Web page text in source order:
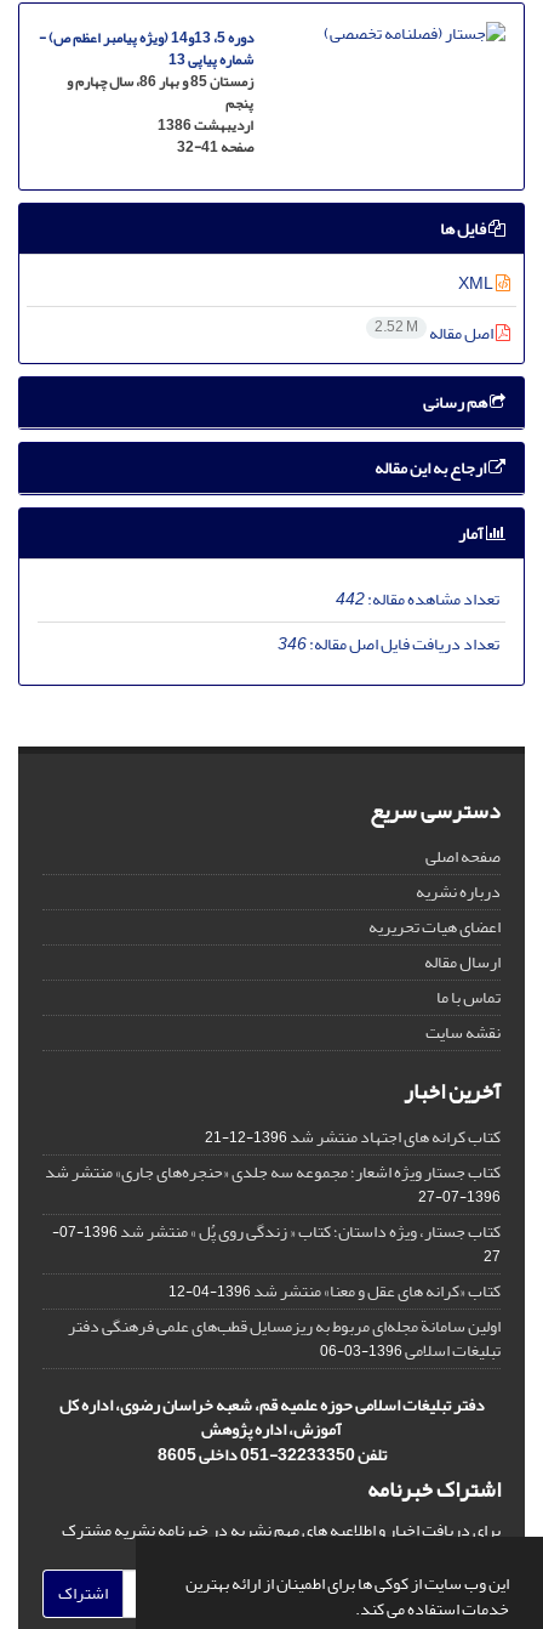
این وب سایت از کوکی ها برای اطمینان از ارائه بهترین
خدمات استفاده می کند.
دوره 5، 13و14 (ویژه پیامبر اعظم ص) -
شماره پیاپی 13
زمستان 85 و بهار 86، سال چهارم و
پنجم
اردیبهشت 1386
صفحه32-41
فایل ها
اصل مقاله 2.52 M
هم رسانی
ارجاع به این مقاله
آمار
تعداد مشاهده مقاله:442
تعداد دریافت فایل اصل مقاله:346
دسترسی سریع
صفحه اصلی
درباره نشریه
اعضای هیات تحریریه
ارسال مقاله
تماس با ما
نقشه سایت
آخرین اخبار
کتاب کرانه های اجتهاد منتشر شد1396-12-21
کتاب جستار ویژه اشعار؛ مجموعه سه جلدی «حنجره‌های جاری» منتشر شد
1396-07-27
کتاب جستار، ویژه داستان؛ کتاب « زندگی روی پُل » منتشر شد
1396-07-
27
کتاب «کرانه های عقل و معنا» منتشر شد1396-04-12
اولین سامانة مجله‌ای مربوط به ریزمسایل‌ قطب‌های علمی فرهنگی دفتر
تبلیغات اسلامی1396-03-06
دفتر تبلیغات اسلامی حوزه علمیه قم، شعبه خراسان رضوی، اداره کل
آموزش، اداره پژوهش
تلفن 32233350-051 داخلی 8605
اشتراک خبرنامه
برای دریافت اخبار و اطلاعیه های مهم نشریه در خبرنامه نشریه مشترک
اشتراک